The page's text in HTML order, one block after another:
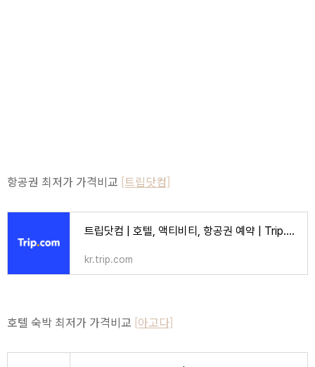
항공권 최저가 가격비교 [트립닷컴]
트립닷컴 | 호텔, 액티비티, 항공권 예약 | Trip.com
kr.trip.com
호텔 숙박 최저가 가격비교 [아고다]